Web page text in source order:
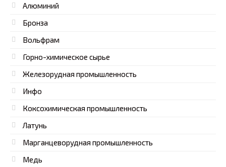
Алюминий
Бронза
Вольфрам
Горно-химическое сырье
Железорудная промышленность
Инфо
Коксохимическая промышленность
Латунь
Марганцеворудная промышленность
Медь